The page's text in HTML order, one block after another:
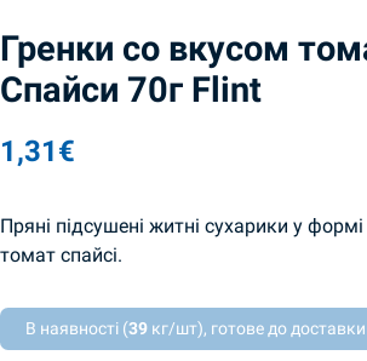
Гренки со вкусом
Спайси 70г Flint
1,31€
Пряні підсушені житні сухарики у
томат спайсі.
В наявності (39 кг/шт), готове до доставки